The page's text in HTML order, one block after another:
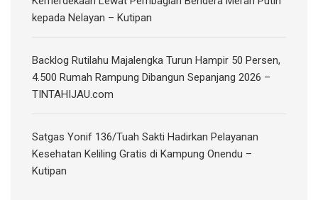
kepada Nelayan – Kutipan
‎Backlog Rutilahu Majalengka Turun Hampir 50 Persen,
4.500 Rumah Rampung Dibangun Sepanjang 2026 –
TINTAHIJAU.com
Satgas Yonif 136/Tuah Sakti Hadirkan Pelayanan
Kesehatan Keliling Gratis di Kampung Onendu –
Kutipan